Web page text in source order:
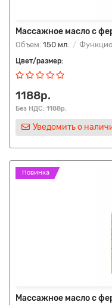
Массажное масло с
Объем: 150 мл.
Цвет/размер:
1188р.
Без НДС: 1188р.
Уведомить о
Новинка
Массажное масло с